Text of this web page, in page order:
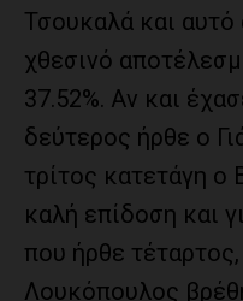
Τσουκαλά και
χθεσινό
37.52%. Αν και
δεύτερος ήρθε ο
τρίτος κατετάγη ο
καλή επίδοση και
που ήρθε
Λουκόπουλος